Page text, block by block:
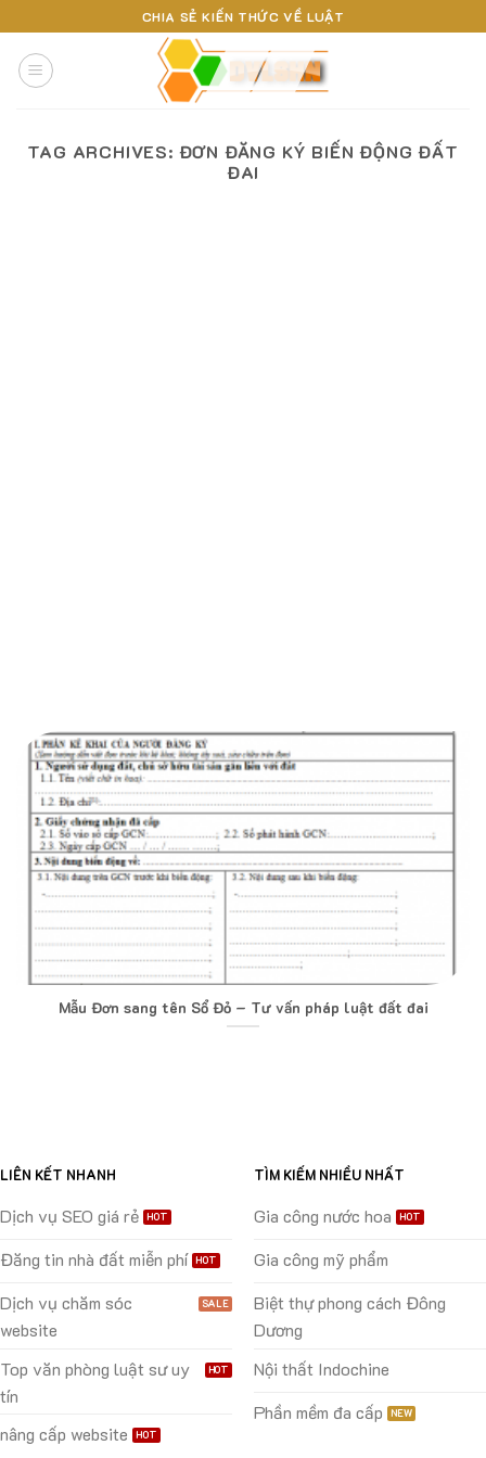
to
content
CHIA SẺ KIẾN THỨC VỀ LUẬT
TAG ARCHIVES: ĐƠN ĐĂNG KÝ BIẾN ĐỘNG ĐẤT
ĐAI
Mẫu Đơn sang tên Sổ Đỏ – Tư vấn pháp luật đất đai
LIÊN KẾT NHANH
Dịch vụ SEO giá rẻ
Đăng tin nhà đất miễn phí
Dịch vụ chăm sóc
website
Top văn phòng luật sư uy
tín
nâng cấp website
TÌM KIẾM NHIỀU NHẤT
Gia công nước hoa
Gia công mỹ phẩm
Biệt thự phong cách Đông
Dương
Nội thất Indochine
Phần mềm đa cấp